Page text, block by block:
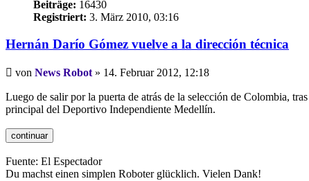
Beiträge: 16430
Registriert: 3. März 2010, 03:16
Hernán Darío Gómez vuelve a la dirección técnica
Beitrag
von News Robot » 14. Februar 2012, 12:18
Luego de salir por la puerta de atrás de la selección de Colombia,
principal del Deportivo Independiente Medellín.
Fuente: El Espectador
Du machst einen simplen Roboter glücklich. Vielen Dank!